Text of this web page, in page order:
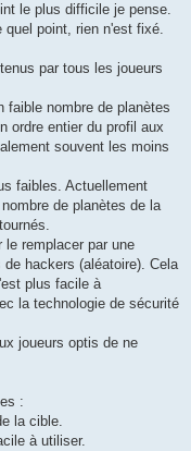
le plus difficile je pense.
quel point, rien n'est fixé.
par tous les joueurs
faible nombre de planètes
ordre entier du profil aux
souvent les moins
faibles. Actuellement
de planètes de la
remplacer par une
hackers (aléatoire). Cela
plus facile à
la technologie de sécurité
joueurs optis de ne
:
la cible.
à utiliser.